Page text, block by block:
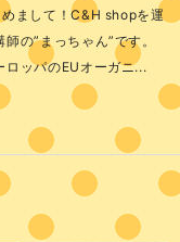
まして！C&H shopを運
の”まっちゃん”です。
ロッパのEUオーガニ...